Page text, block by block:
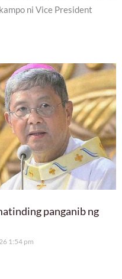
ni Vice President
panganib ng
1:54 pm